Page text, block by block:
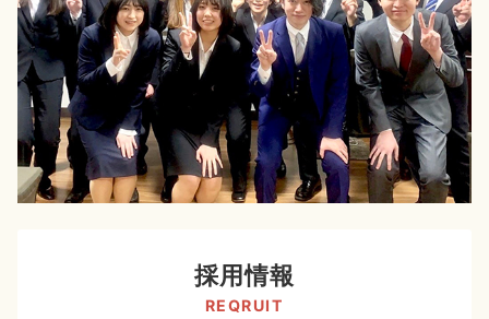
採用情報
REQRUIT